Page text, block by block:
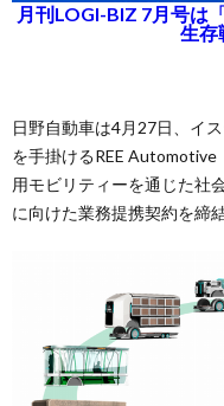
月刊LOGI-BIZ 7月号は
生存
日野自動車は4月27日、イ
を手掛けるREE
用モビリティーを通じた社
に向けた業務提携契約を締